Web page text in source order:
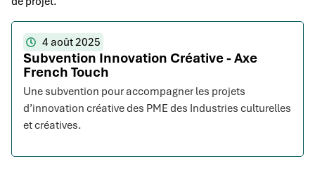
4 août 2025
Subvention Innovation Créative - Axe
French Touch
Une subvention pour accompagner les projets
d’innovation créative des PME des Industries culturelles
et créatives.